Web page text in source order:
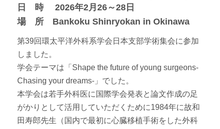
日 時 2026年2月26～28日
場 所 Bankoku Shinryokan in Okinawa
第39回環太平洋外科系学会日本支部学術集会に参加
しました。
学会テーマは「Shape the future of young surgeons-
Chasing your dreams-」でした。
本学会は若手外科医に国際学会発表と論文作成の足
がかりとして活用していただくために1984年に故和
田寿郎先生（国内で最初に心臓移植手術をした外科